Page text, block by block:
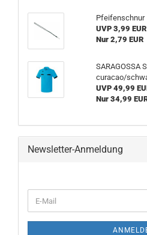
Pfeifenschnur
UVP 3,99 EUR
Nur 2,79 EUR
SARAGOSSA
curacao/
UVP 49,99
Nur 34,99
Newsletter-Anmeldung
ZUR
E-
Mail